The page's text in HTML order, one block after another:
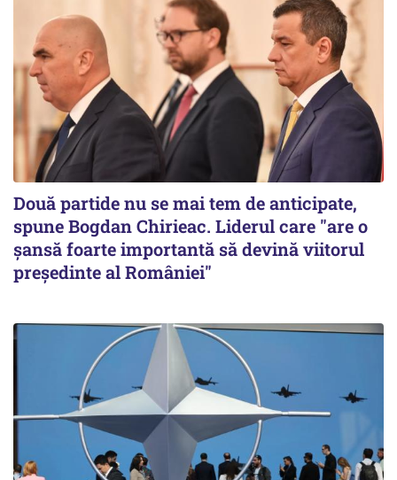
Două partide nu se mai tem de anticipate,
spune Bogdan Chirieac. Liderul care "are o
șansă foarte importantă să devină viitorul
președinte al României"